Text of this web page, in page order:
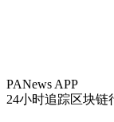
PANews APP
24小时追踪区块链